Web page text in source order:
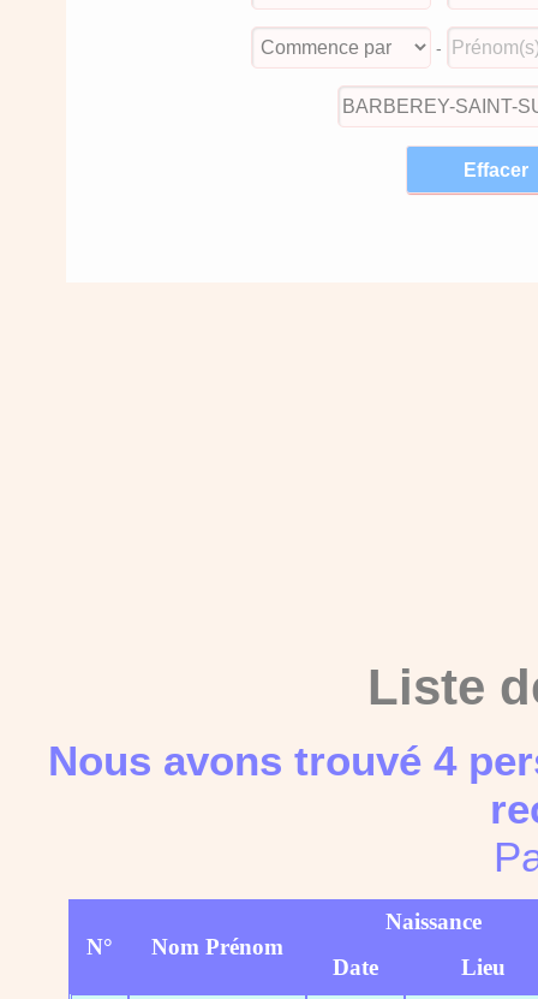
-
Liste
Nous avons trouvé 4
N° Nom Prénom
Naissance
Date
Lieu